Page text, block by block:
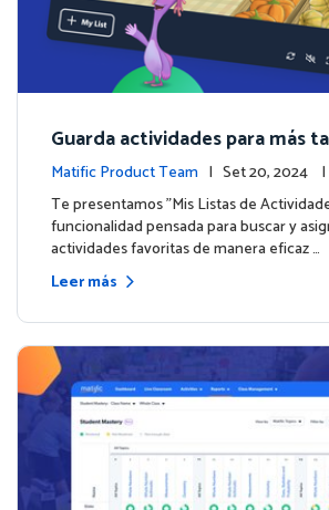
Guarda actividades para más
nción de Listas de Actividades
Matific Product Team | Set 20, 2024 |
de la plataforma
Te presentamos "Mis Listas de
funcionalidad pensada para buscar y
actividades favoritas de manera eficaz …
Leer más